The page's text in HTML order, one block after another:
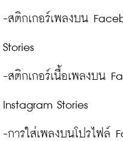
-สติกเกอร์เพลงบน
Stories
-สติกเกอร์เนื้อเพลงบน
Instagram Stories
-การใส่เพลงบนโปรไฟล์